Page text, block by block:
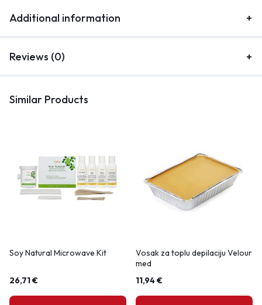
Additional information
Reviews (0)
Similar Products
Soy Natural Microwave Kit
26,71€
Vosak za toplu depilaciju Velour
med
11,94€